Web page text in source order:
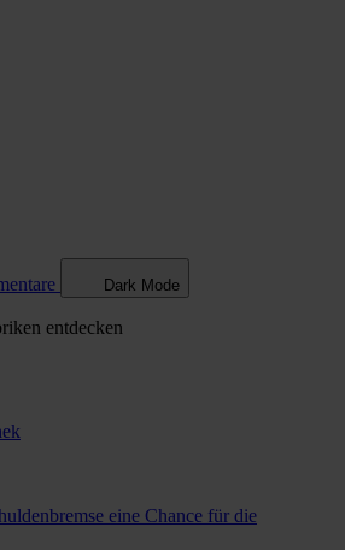
Dark Mode
entdecken
eine Chance für die